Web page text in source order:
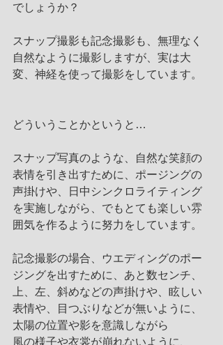
でしょうか？
スナップ撮影も記念撮影も、無理なく
自然なように撮影しますが、実は大
変、神経を使って撮影をしています。
どういうことかというと…
スナップ写真のような、自然な笑顔の
表情を引き出すために、ポージングの
声掛けや、日中シンクロライティング
を実施しながら、でもとても楽しい雰
囲気を作るように努力をしています。
記念撮影の場合、ウエディングのポー
ジングを出すために、あと数センチ、
上、左、斜めなどの声掛けや、眩しい
表情や、目つぶりなどが無いように、
太陽の位置や影を意識しながら
風の様子や衣裳が崩れないように、